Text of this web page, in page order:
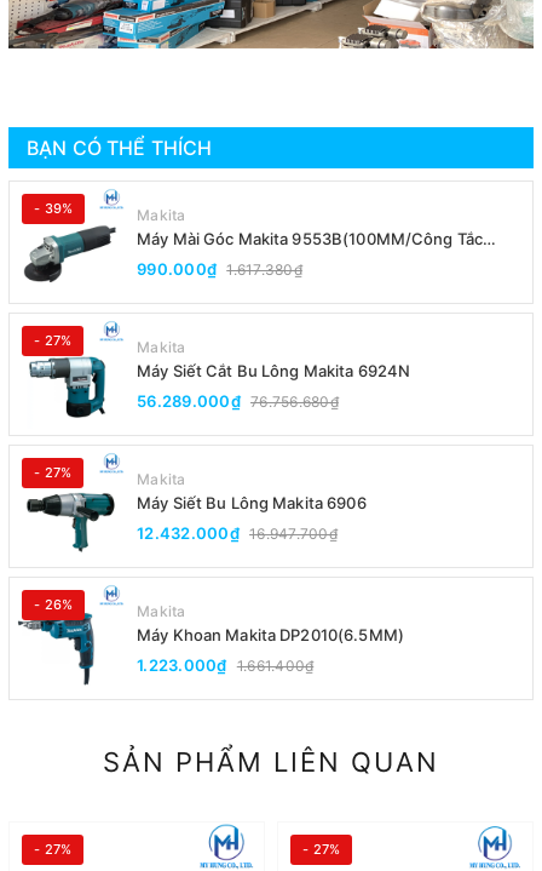
BẠN CÓ THỂ THÍCH
- 39% Makita
Máy Mài Góc Makita 9553B(100MM/Công Tắc
Đuôi)
990.000₫ 1.617.380₫
- 27% Makita
Máy Siết Cắt Bu Lông Makita 6924N
56.289.000₫ 76.756.680₫
- 27% Makita
Máy Siết Bu Lông Makita 6906
12.432.000₫ 16.947.700₫
- 26% Makita
Máy Khoan Makita DP2010(6.5MM)
1.223.000₫ 1.661.400₫
SẢN PHẨM LIÊN QUAN
- 27% - 27%